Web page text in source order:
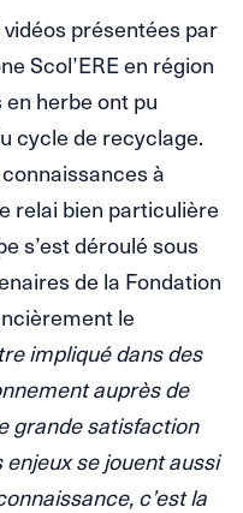
présentées par
Scol’ERE en région
herbe ont pu
cycle de recyclage.
à
relai bien particulière
s’est déroulé sous
de la Fondation
le
impliqué dans des
auprès de
grande satisfaction
se jouent aussi
c’est la